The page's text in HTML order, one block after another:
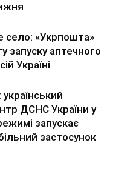
село: «Укрпошта»
запуску аптечного
Україні
ДСНС України у
запускає
застосунок